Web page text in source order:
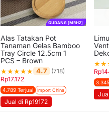
GUDANG [MRH2]
Alas Tatakan Pot
Tanaman Gelas Bamboo
Tray Circle 12.5cm 1
PCS – Brown
★★★★★ 4.7 (718)
Rp17.172
4.789 Terjual Import China
Jual di Rp19172
★★
Rp